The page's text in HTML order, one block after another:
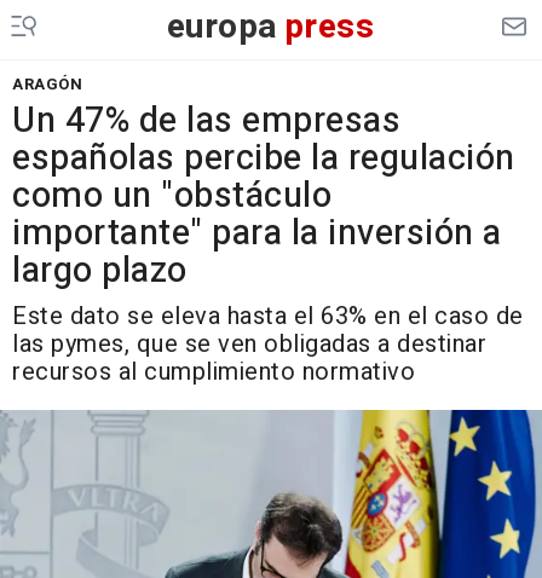
europa press
ARAGÓN
Un 47% de las empresas
españolas percibe la regulación
como un "obstáculo
importante" para la inversión a
largo plazo
Este dato se eleva hasta el 63% en el caso de
las pymes, que se ven obligadas a destinar
recursos al cumplimiento normativo